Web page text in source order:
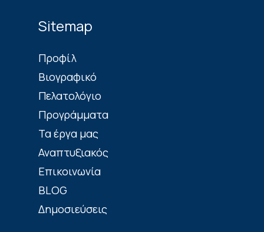
Sitemap
Πρoφίλ
Βιογραφικό
Πελατολόγιο
Προγράμματα
Τα έργα μας
Αναπτυξιακός
Επικοινωνία
BLOG
Δημοσιεύσεις